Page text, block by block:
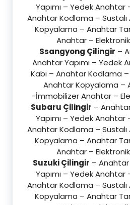
Yapımı – Yedek Anahtar
Anahtar Kodlama –
Kopyalama – Anahtar
Anahtar –
Ssangyong Çilingir –
Anahtar Yapımı – Yedek
Kabı – Anahtar Kodlama
Anahtar Kopyalama –
-İmmobilizer Anahtar –
Subaru Çilingir –
Yapımı – Yedek Anahtar
Anahtar Kodlama –
Kopyalama – Anahtar
Anahtar –
Suzuki Çilingir –
Yapımı – Yedek Anahtar
Anahtar Kodlama –
Kopyalama – Anahtar